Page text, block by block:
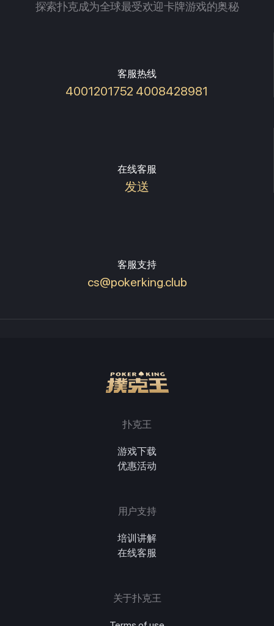
探索扑克成为全球最受欢迎卡牌游戏的奥秘
客服热线
4001201752 4008428981
在线客服
发送
客服支持
cs@pokerking.club
扑克王
游戏下载
优惠活动
用户支持
培训讲解
在线客服
关于扑克王